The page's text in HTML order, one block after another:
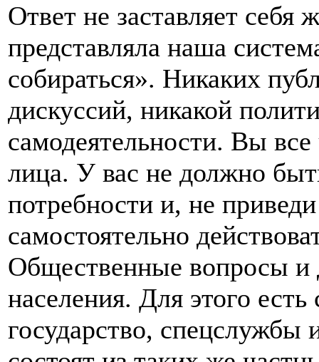
Ответ не заставляет себя
представляла наша
собираться». Никаких
дискуссий, никакой
самодеятельности. Вы
лица. У вас не должно
потребности и, не
самостоятельно
Общественные вопросы и
населения. Для этого
государство, спецслужбы